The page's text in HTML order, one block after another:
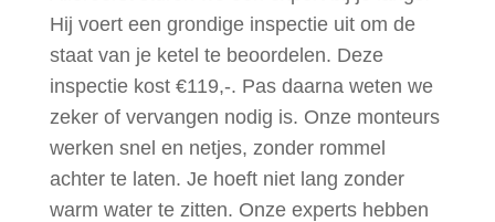
Hij voert een grondige inspectie uit om de
staat van je ketel te beoordelen. Deze
inspectie kost €119,-. Pas daarna weten we
zeker of vervangen nodig is. Onze monteurs
werken snel en netjes, zonder rommel
achter te laten. Je hoeft niet lang zonder
warm water te zitten. Onze experts hebben